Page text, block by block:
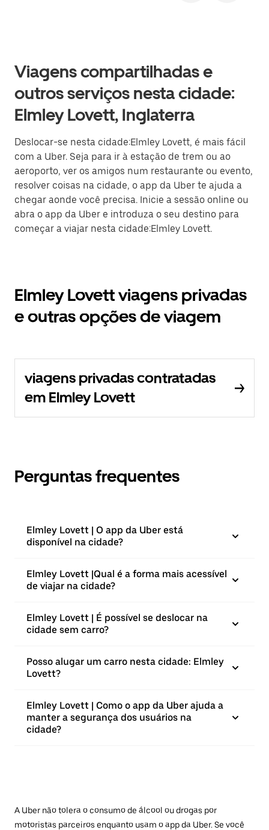
Viagens compartilhadas e
outros serviços nesta cidade:
Elmley Lovett, Inglaterra
Deslocar-se nesta cidade:Elmley Lovett, é mais fácil
com a Uber. Seja para ir à estação de trem ou ao
aeroporto, ver os amigos num restaurante ou evento,
resolver coisas na cidade, o app da Uber te ajuda a
chegar aonde você precisa. Inicie a sessão online ou
abra o app da Uber e introduza o seu destino para
começar a viajar nesta cidade:Elmley Lovett.
Elmley Lovett viagens privadas
e outras opções de viagem
viagens privadas contratadas
em Elmley Lovett
Perguntas frequentes
Elmley Lovett | O app da Uber está
disponível na cidade?
Elmley Lovett |⁠Qual é a forma mais acessível
de viajar na cidade?
Elmley Lovett | É possível se deslocar na
cidade sem carro?
Posso alugar um carro nesta cidade: Elmley
Lovett?
Elmley Lovett | Como o app da Uber ajuda a
manter a segurança dos usuários na
cidade?
A Uber não tolera o consumo de álcool ou drogas por
motoristas parceiros enquanto usam o app da Uber. Se você